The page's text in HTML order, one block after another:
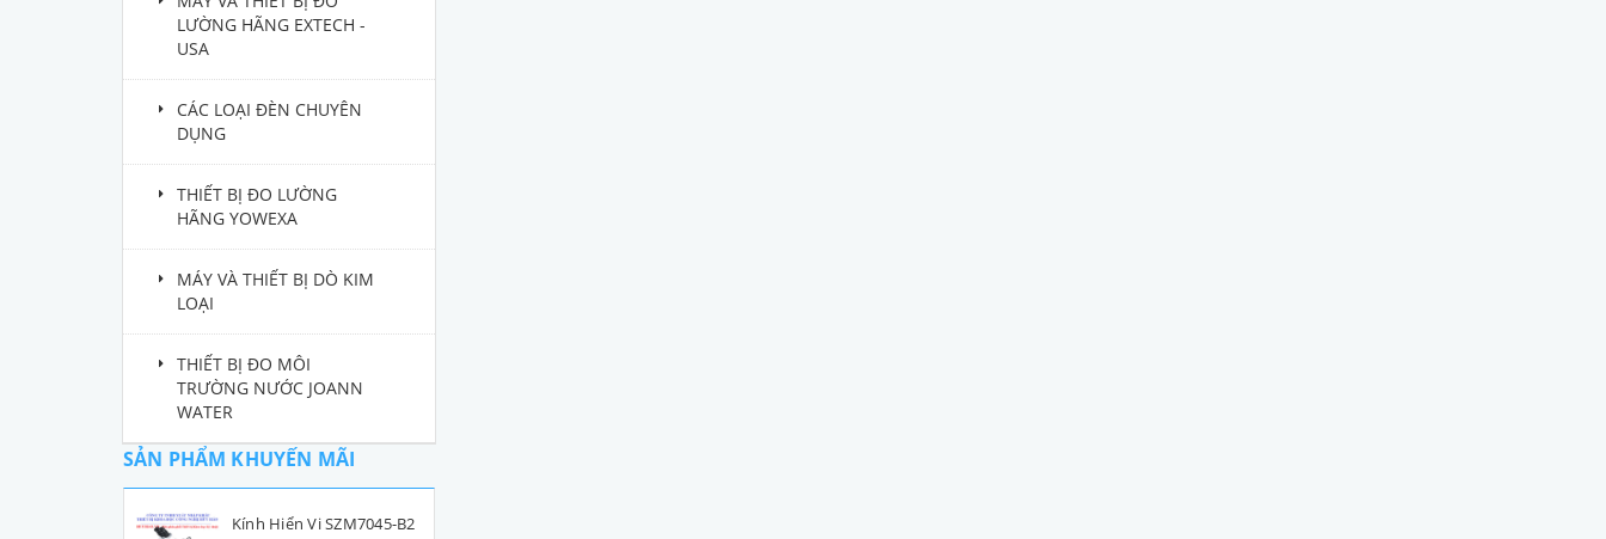
LƯỜNG HÃNG EXTECH -
USA
CÁC LOẠI ĐÈN CHUYÊN
DỤNG
THIẾT BỊ ĐO LƯỜNG
HÃNG YOWEXA
MÁY VÀ THIẾT BỊ DÒ KIM
LOẠI
THIẾT BỊ ĐO MÔI
TRƯỜNG NƯỚC JOANN
WATER
SẢN PHẨM KHUYẾN MÃI
Kính Hiển Vi SZM7045-B2